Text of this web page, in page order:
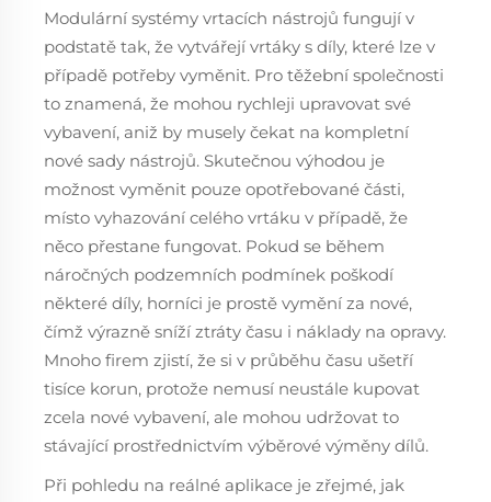
Modulární systémy vrtacích nástrojů fungují v
podstatě tak, že vytvářejí vrtáky s díly, které lze v
případě potřeby vyměnit. Pro těžební společnosti
to znamená, že mohou rychleji upravovat své
vybavení, aniž by musely čekat na kompletní
nové sady nástrojů. Skutečnou výhodou je
možnost vyměnit pouze opotřebované části,
místo vyhazování celého vrtáku v případě, že
něco přestane fungovat. Pokud se během
náročných podzemních podmínek poškodí
některé díly, horníci je prostě vymění za nové,
čímž výrazně sníží ztráty času i náklady na opravy.
Mnoho firem zjistí, že si v průběhu času ušetří
tisíce korun, protože nemusí neustále kupovat
zcela nové vybavení, ale mohou udržovat to
stávající prostřednictvím výběrové výměny dílů.
Při pohledu na reálné aplikace je zřejmé, jak